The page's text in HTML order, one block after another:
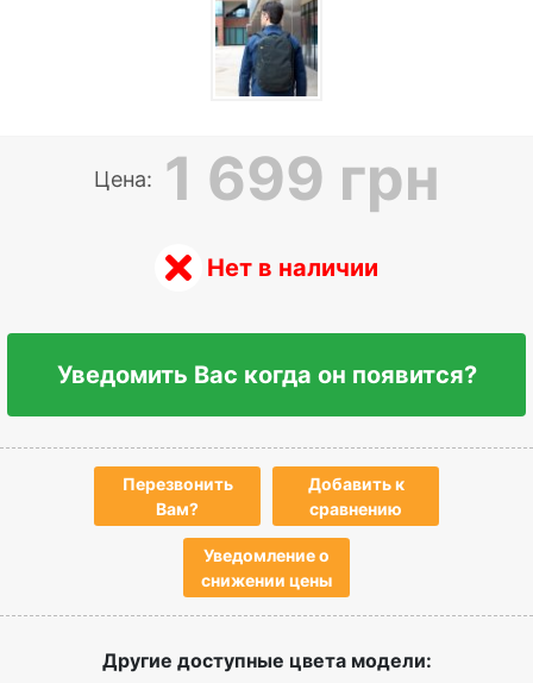
Цена: 1 699 грн
Нет в наличии
Уведомить Вас когда он появится?
Перезвонить
Вам?
Добавить к
сравнению
Уведомление о
снижении цены
Другие доступные цвета модели: